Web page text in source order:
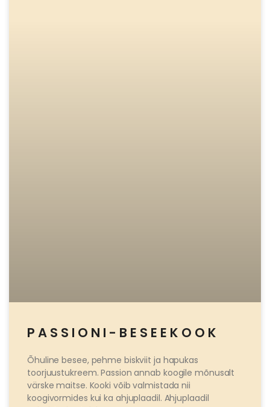
PASSIONI-BESEEKOOK
Õhuline besee, pehme biskviit ja hapukas
toorjuustukreem. Passion annab koogile mõnusalt
värske maitse. Kooki võib valmistada nii
koogivormides kui ka ahjuplaadil. Ahjuplaadil